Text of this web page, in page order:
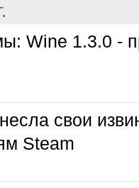
Wine 1.3.0 -
свои
Steam